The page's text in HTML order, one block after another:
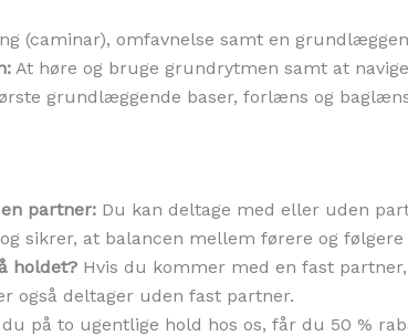
(caminar), omfavnelse samt en
At høre og bruge grundrytmen samt at
grundlæggende baser, forlæns og
partner: Du kan deltage med eller uden
sikrer, at balancen mellem førere og
holdet? Hvis du kommer med en fast
også deltager uden fast partner.
du på to ugentlige hold hos os, får du 50 %